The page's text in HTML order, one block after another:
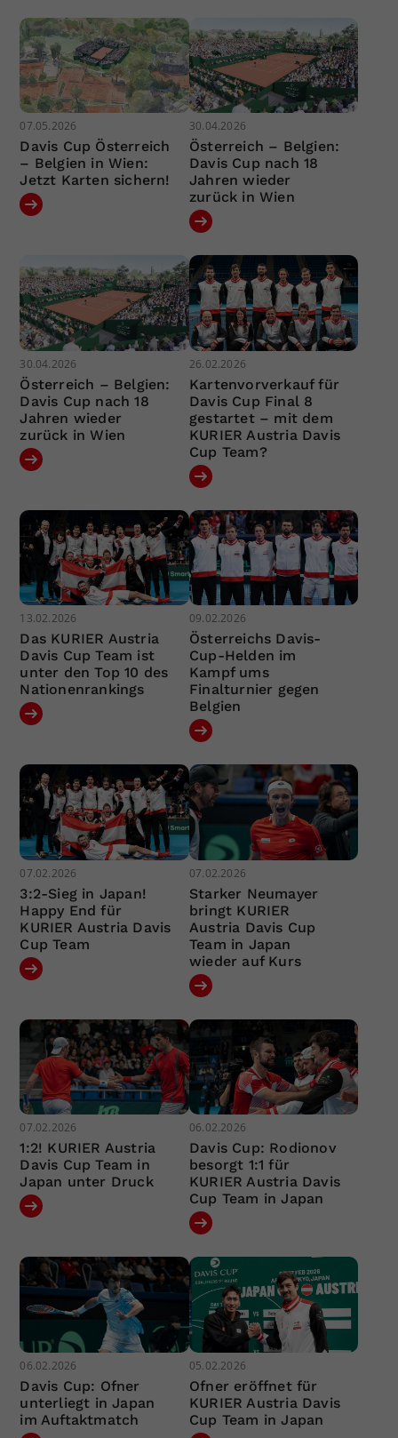
07.05.2026
Davis Cup Österreich
– Belgien in Wien:
Jetzt Karten sichern!
30.04.2026
Österreich – Belgien:
Davis Cup nach 18
Jahren wieder
zurück in Wien
30.04.2026
Österreich – Belgien:
Davis Cup nach 18
Jahren wieder
zurück in Wien
26.02.2026
Kartenvorverkauf für
Davis Cup Final 8
gestartet – mit dem
KURIER Austria Davis
Cup Team?
13.02.2026
Das KURIER Austria
Davis Cup Team ist
unter den Top 10 des
Nationenrankings
09.02.2026
Österreichs Davis-
Cup-Helden im
Kampf ums
Finalturnier gegen
Belgien
07.02.2026
3:2-Sieg in Japan!
Happy End für
KURIER Austria Davis
Cup Team
07.02.2026
Starker Neumayer
bringt KURIER
Austria Davis Cup
Team in Japan
wieder auf Kurs
07.02.2026
1:2! KURIER Austria
Davis Cup Team in
Japan unter Druck
06.02.2026
Davis Cup: Rodionov
besorgt 1:1 für
KURIER Austria Davis
Cup Team in Japan
06.02.2026
Davis Cup: Ofner
unterliegt in Japan
im Auftaktmatch
05.02.2026
Ofner eröffnet für
KURIER Austria Davis
Cup Team in Japan